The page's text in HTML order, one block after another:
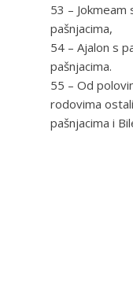
53 –
pašnjacima,
54 – Ajalon s
pašnjacima.
55 – Od
rodovima
pašnjacima i